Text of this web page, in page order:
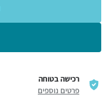
רכישה בטוחה
פרטים נוספים